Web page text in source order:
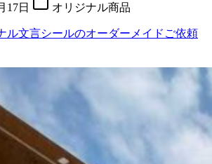
17日 オリジナル商品
ル文言シールのオーダーメイドご依頼